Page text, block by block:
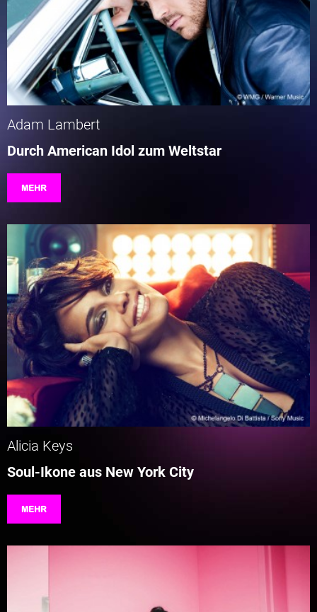
Adam Lambert
Durch American Idol zum Weltstar
MEHR
Alicia Keys
Soul-Ikone aus New York City
MEHR